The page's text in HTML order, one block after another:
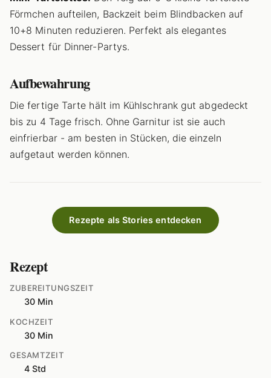
Förmchen aufteilen, Backzeit beim Blindbacken auf
10+8 Minuten reduzieren. Perfekt als elegantes
Dessert für Dinner-Partys.
Aufbewahrung
Die fertige Tarte hält im Kühlschrank gut abgedeckt
bis zu 4 Tage frisch. Ohne Garnitur ist sie auch
einfrierbar - am besten in Stücken, die einzeln
aufgetaut werden können.
Rezepte als Stories entdecken
Rezept
ZUBEREITUNGSZEIT
30 Min
KOCHZEIT
30 Min
GESAMTZEIT
4 Std